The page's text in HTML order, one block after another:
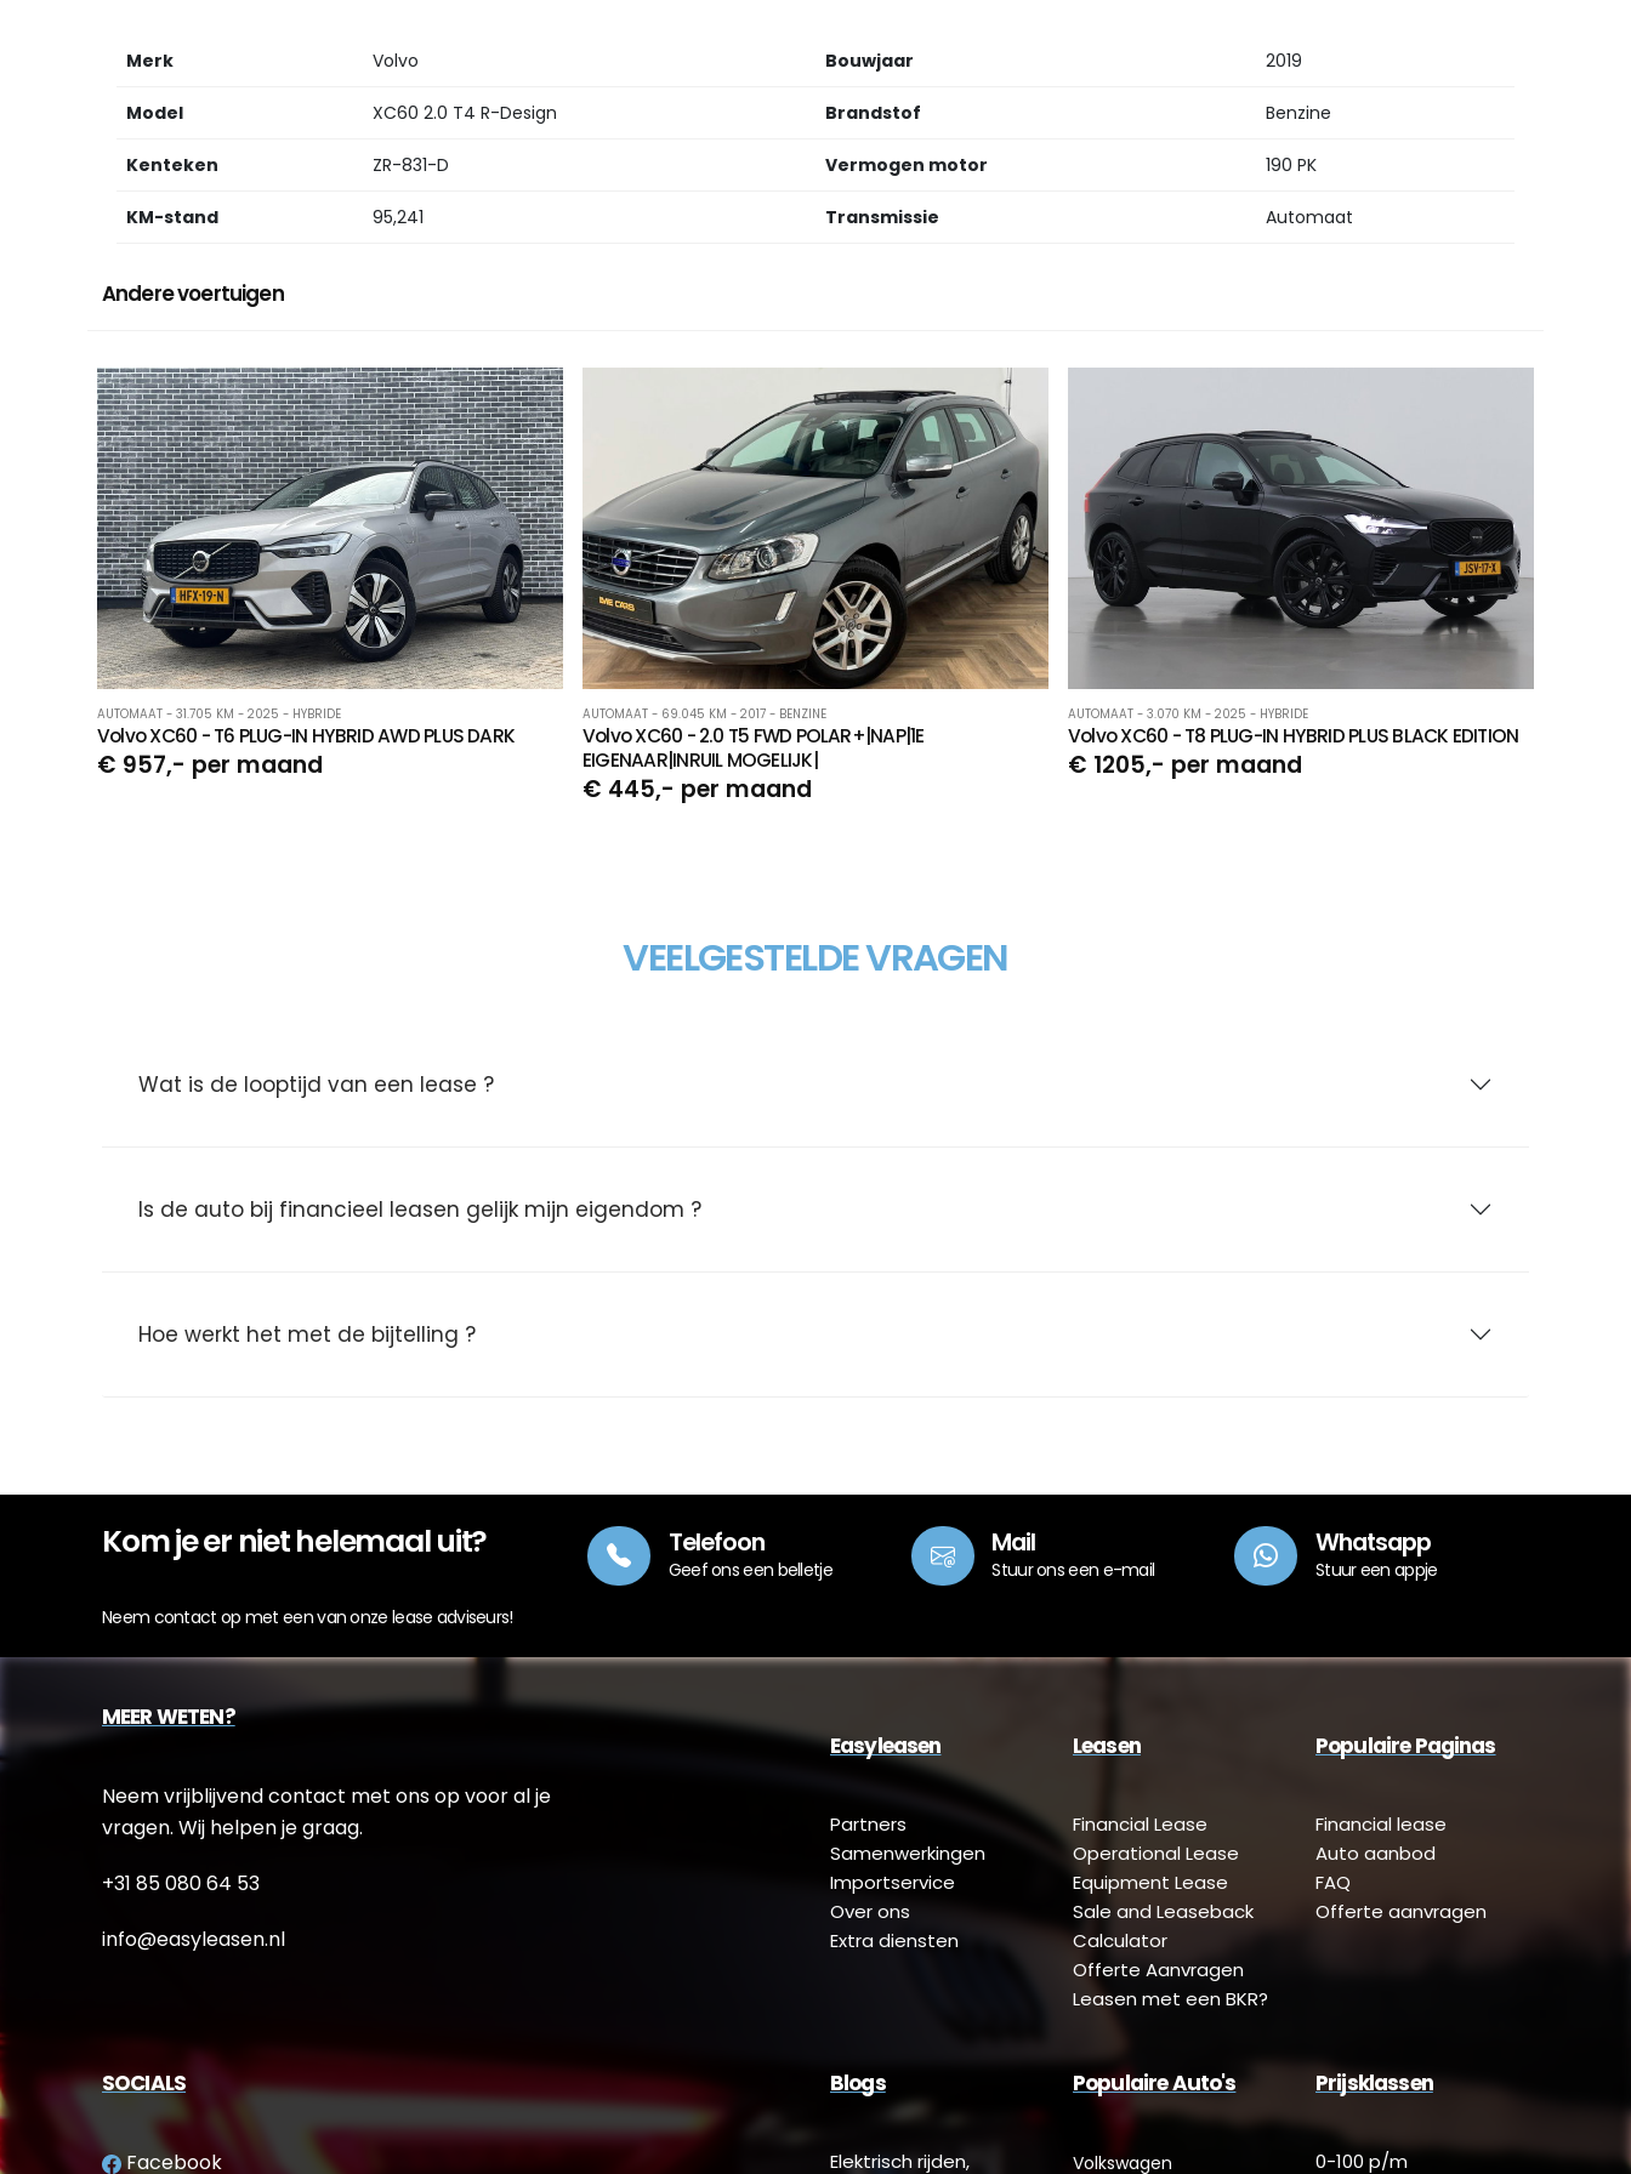
Merk Volvo
Model XC60 2.0 T4 R-Design
Kenteken ZR-831-D
KM-stand 95,241
Bouwjaar 2019
Brandstof Benzine
Vermogen motor 190 PK
Transmissie Automaat
Andere voertuigen
AUTOMAAT - 31.705 KM - 2025 - HYBRIDE
Volvo XC60 - T6 PLUG-IN HYBRID AWD PLUS DARK
€ 957,- per maand
AUTOMAAT - 69.045 KM - 2017 - BENZINE
Volvo XC60 - 2.0 T5 FWD POLAR+|NAP|1E
EIGENAAR|INRUIL MOGELIJK|
€ 445,- per maand
AUTOMAAT - 3.070 KM - 2025 - HYBRIDE
Volvo XC60 - T8 PLUG-IN HYBRID PLUS BLACK EDITION
€ 1205,- per maand
VEELGESTELDE VRAGEN
Wat is de looptijd van een lease ?
Is de auto bij financieel leasen gelijk mijn eigendom ?
Hoe werkt het met de bijtelling ?
Kom je er niet helemaal uit?
Neem contact op met een van onze lease adviseurs!
Telefoon
Geef ons een belletje
Mail
Stuur ons een e-mail
Whatsapp
Stuur een appje
MEER WETEN?
Neem vrijblijvend contact met ons op voor al je
vragen. Wij helpen je graag.
+31 85 080 64 53
info@easyleasen.nl
Easyleasen
Partners
Samenwerkingen
Importservice
Over ons
Extra diensten
Leasen
Financial Lease
Operational Lease
Equipment Lease
Sale and Leaseback
Calculator
Offerte Aanvragen
Leasen met een BKR?
Populaire Paginas
Financial lease
Auto aanbod
FAQ
Offerte aanvragen
SOCIALS
Facebook
Blogs
Elektrisch rijden,
Populaire Auto's
Volkswagen
Prijsklassen
0-100 p/m